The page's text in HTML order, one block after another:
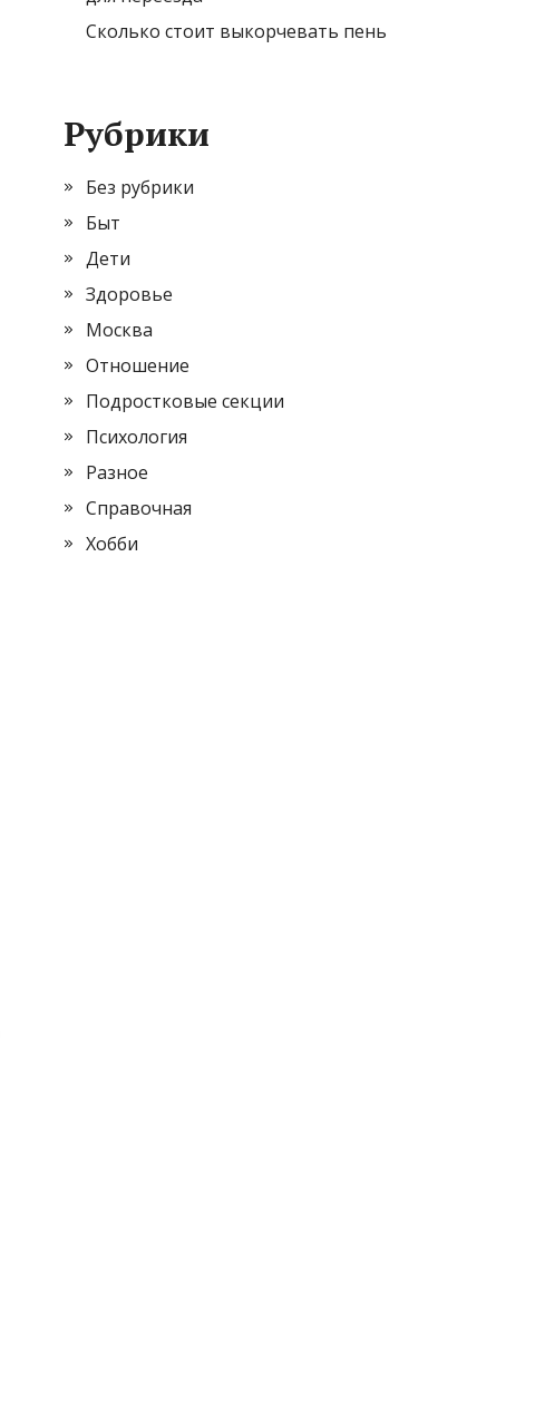
Сколько стоит выкорчевать пень
Рубрики
Без рубрики
Быт
Дети
Здоровье
Москва
Отношение
Подростковые секции
Психология
Разное
Справочная
Хобби